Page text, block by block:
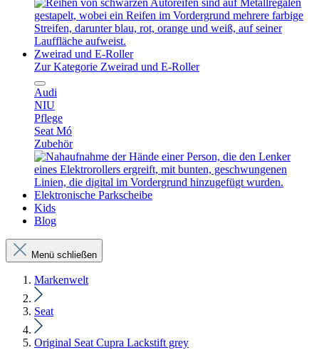
Zweirad und E-Roller
Zur Kategorie Zweirad und E-Roller
Audi
NIU
Pflege
Seat Mó
Zubehör
Elektronische Parkscheibe
Kids
Blog
Menü schließen
Markenwelt
Seat
Original Seat Cupra Lackstift grey